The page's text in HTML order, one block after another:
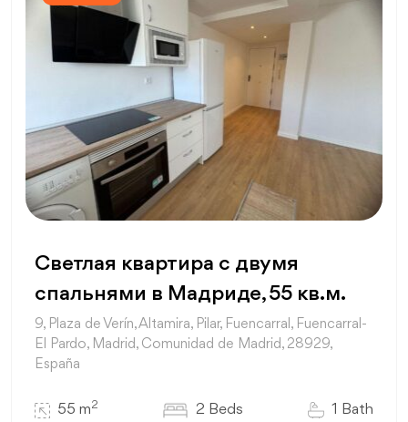
Светлая квартира с двумя
спальнями в Мадриде, 55 кв.м.
9, Plaza de Verín, Altamira, Pilar, Fuencarral, Fuencarral-
El Pardo, Madrid, Comunidad de Madrid, 28929,
España
55 m2 2 Beds 1 Bath